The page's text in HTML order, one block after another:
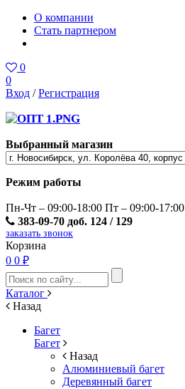
О компании
Стать партнером
0
0
Вход /Регистрация
Выбранный магазин
Режим работы
Пн-Чт – 09:00-18:00 Пт – 09:00-17:00
383-09-70 доб. 124 / 129
заказать звонок
Корзина
0 0 ₽
Каталог
Назад
Багет
Багет
Назад
Алюминиевый багет
Деревянный багет